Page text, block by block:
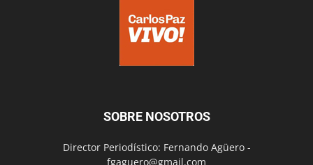
SOBRE NOSOTROS
Director Periodístico: Fernando Agüero -
fgaguero@gmail.com